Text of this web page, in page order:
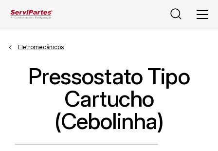
Pesquisar
Eletromecânicos
Pressostato Tipo
Cartucho
(Cebolinha)